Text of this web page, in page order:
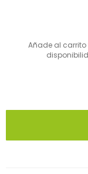
Añade al